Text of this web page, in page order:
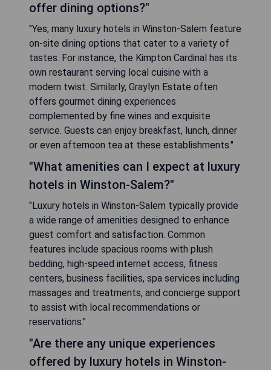
offer dining options?"
"Yes, many luxury hotels in Winston-Salem feature
on-site dining options that cater to a variety of
tastes. For instance, the Kimpton Cardinal has its
own restaurant serving local cuisine with a
modern twist. Similarly, Graylyn Estate often
offers gourmet dining experiences
complemented by fine wines and exquisite
service. Guests can enjoy breakfast, lunch, dinner
or even afternoon tea at these establishments."
"What amenities can I expect at luxury
hotels in Winston-Salem?"
"Luxury hotels in Winston-Salem typically provide
a wide range of amenities designed to enhance
guest comfort and satisfaction. Common
features include spacious rooms with plush
bedding, high-speed internet access, fitness
centers, business facilities, spa services including
massages and treatments, and concierge support
to assist with local recommendations or
reservations."
"Are there any unique experiences
offered by luxury hotels in Winston-